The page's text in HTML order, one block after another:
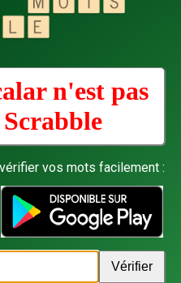
n'est pas
Scrabble
vos mots facilement :